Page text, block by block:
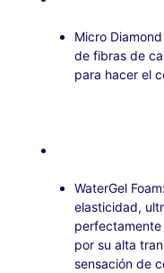
Micro
de fibras de
para hacer el
WaterGel
elasticidad,
por su alta
sensación de